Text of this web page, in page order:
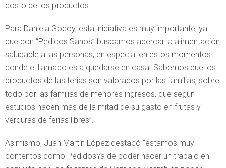
costo de los productos.
Para Daniela Godoy, esta iniciativa es muy importante, ya
que con “Pedidos Sanos” buscamos acercar la alimentación
saludable a las personas, en especial en estos momentos
donde el llamado es a quedarse en casa. Sabemos que los
productos de las ferias son valorados por las familias, sobre
todo por las familias de menores ingresos, que según
estudios hacen más de la mitad de su gasto en frutas y
verduras de ferias libres”.
Asimismo, Juan Martín López destacó “estamos muy
contentos como PedidosYa de poder hacer un trabajo en